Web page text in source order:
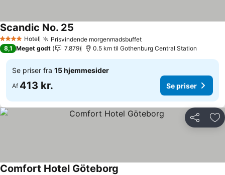
4 StjernerHotel Prisvindende morgenmadsbuffetSe priser
Scandic No. 25
8,1 Meget godt 7.879 0.5 km til Gothenburg Central Station
Se priser fra 15 hjemmesider
Af 413 kr. Se priser
Del
Comfort Hotel Göteborg